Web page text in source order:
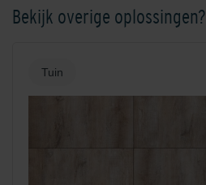
Bekijk overige oplossingen?
Tuin